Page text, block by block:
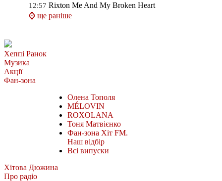
12:57 Rixton Me And My Broken Heart
⌚ ще раніше
Хеппі Ранок
Музика
Акції
Фан-зона
Олена Тополя
MÉLOVIN
ROXOLANA
Тоня Матвієнко
Фан-зона Хіт FM.
Наш відбір
Всі випуски
Хітова Дюжина
Про радіо